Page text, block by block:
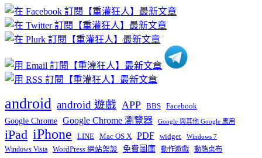
章
分
類
android android 遊戲 APP BBS Facebook
Google Chrome Google Chrome 瀏覽器 Google 與其他 Google 應用
iPad iPhone LINE Mac OS X PDF widget Windows 7
Windows Vista WordPress 網站架設 免費圖庫 動作遊戲 動態桌布